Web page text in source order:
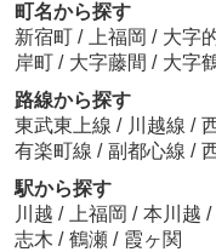
町名から探す
新宿町 / 上福岡 / 大字
岸町 / 大字藤間 / 大字
路線から探す
東武東上線 / 川越線 /
有楽町線 / 副都心線 /
駅から探す
川越 / 上福岡 / 本川越 /
志木 / 鶴瀬 / 霞ヶ関